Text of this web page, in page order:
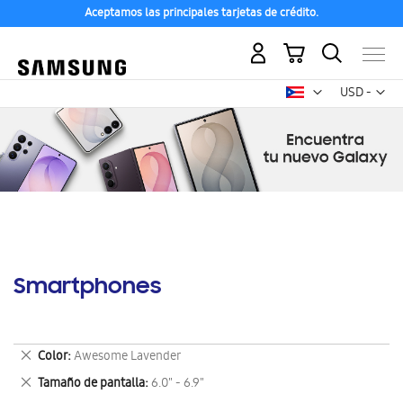
Aceptamos las principales tarjetas de crédito.
USD -
dólar
Mi carrito
Smartphones
Color Awesome Lavender
Eliminar
este
artículo
Tamaño de pantalla 6.0" - 6.9"
Eliminar